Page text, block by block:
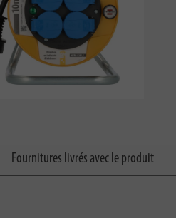
Fournitures livrés avec le produit